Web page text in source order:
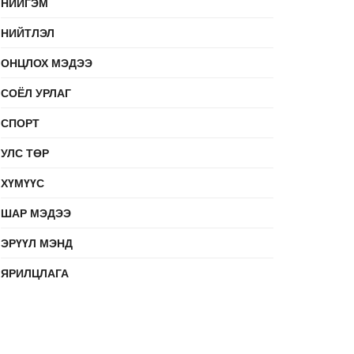
НИЙТЛЭЛ
ОНЦЛОХ МЭДЭЭ
СОЁЛ УРЛАГ
СПОРТ
УЛС ТӨР
ХҮМҮҮС
ШАР МЭДЭЭ
ЭРҮҮЛ МЭНД
ЯРИЛЦЛАГА